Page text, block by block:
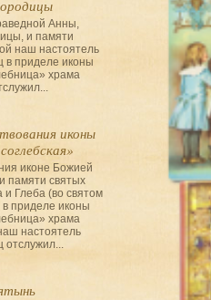
Анны,
и памяти
наш настоятель
в приделе иконы
храма
иконы
иконе Божией
памяти святых
и Глеба (во святом
приделе иконы
храма
настоятель
отслужил...